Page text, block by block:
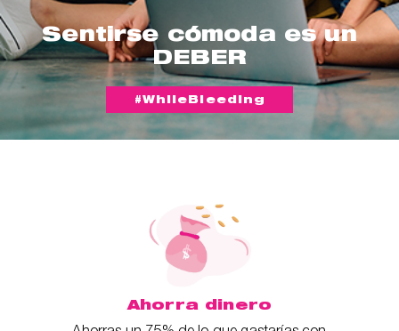
Sentirse cómoda es un
DEBER
#WhileBleeding
Ahorra dinero